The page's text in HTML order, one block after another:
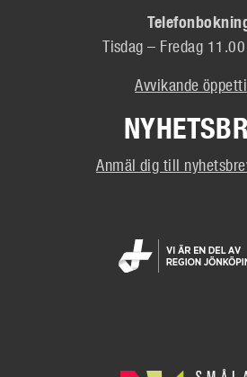
Tisdag – Fredag
Avvikande
Anmäl dig till